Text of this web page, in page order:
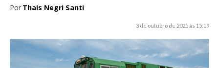
Por Thais Negri Santi
3 de outubro de 2025 às 15:19